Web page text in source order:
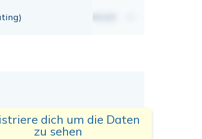
00,00
dich um die Daten
zu sehen